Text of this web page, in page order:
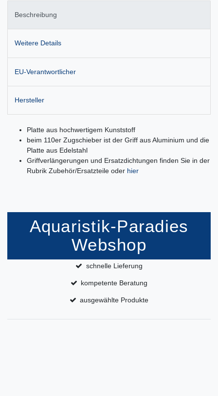
Beschreibung
Weitere Details
EU-Verantwortlicher
Hersteller
Platte aus hochwertigem Kunststoff
beim 110er Zugschieber ist der Griff aus Aluminium und die
Platte aus Edelstahl
Griffverlängerungen und Ersatzdichtungen finden Sie in der
Rubrik Zubehör/Ersatzteile oder hier
Aquaristik-Paradies
Webshop
schnelle Lieferung
kompetente Beratung
ausgewählte Produkte